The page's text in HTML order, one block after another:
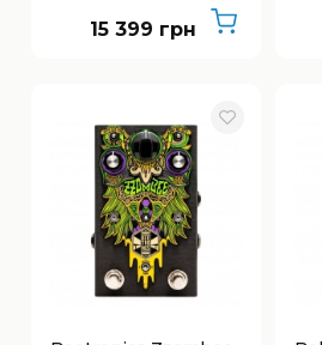
15 399 грн